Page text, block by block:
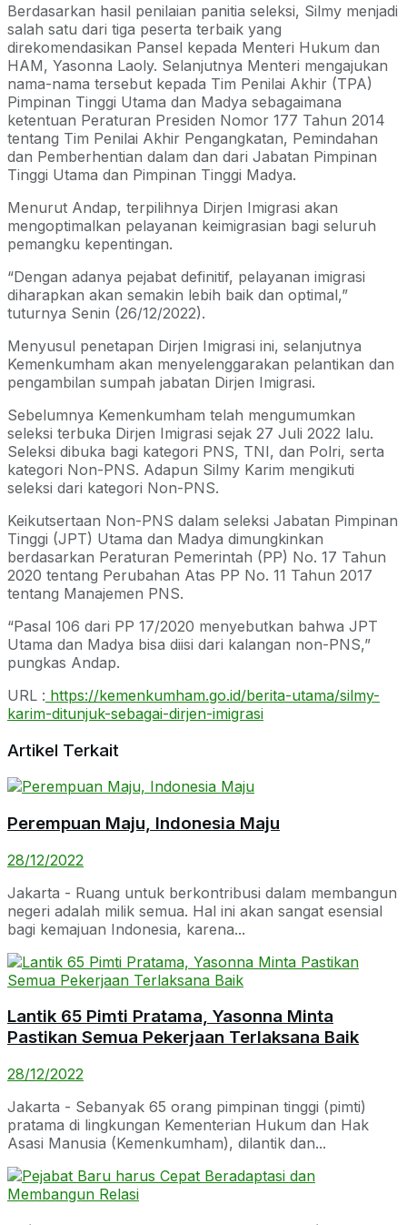
Berdasarkan hasil penilaian panitia seleksi, Silmy menjadi
salah satu dari tiga peserta terbaik yang
direkomendasikan Pansel kepada Menteri Hukum dan
HAM, Yasonna Laoly. Selanjutnya Menteri mengajukan
nama-nama tersebut kepada Tim Penilai Akhir (TPA)
Pimpinan Tinggi Utama dan Madya sebagaimana
ketentuan Peraturan Presiden Nomor 177 Tahun 2014
tentang Tim Penilai Akhir Pengangkatan, Pemindahan
dan Pemberhentian dalam dan dari Jabatan Pimpinan
Tinggi Utama dan Pimpinan Tinggi Madya.
Menurut Andap, terpilihnya Dirjen Imigrasi akan
mengoptimalkan pelayanan keimigrasian bagi seluruh
pemangku kepentingan.
“Dengan adanya pejabat definitif, pelayanan imigrasi
diharapkan akan semakin lebih baik dan optimal,”
tuturnya Senin (26/12/2022).
Menyusul penetapan Dirjen Imigrasi ini, selanjutnya
Kemenkumham akan menyelenggarakan pelantikan dan
pengambilan sumpah jabatan Dirjen Imigrasi.
Sebelumnya Kemenkumham telah mengumumkan
seleksi terbuka Dirjen Imigrasi sejak 27 Juli 2022 lalu.
Seleksi dibuka bagi kategori PNS, TNI, dan Polri, serta
kategori Non-PNS. Adapun Silmy Karim mengikuti
seleksi dari kategori Non-PNS.
Keikutsertaan Non-PNS dalam seleksi Jabatan Pimpinan
Tinggi (JPT) Utama dan Madya dimungkinkan
berdasarkan Peraturan Pemerintah (PP) No. 17 Tahun
2020 tentang Perubahan Atas PP No. 11 Tahun 2017
tentang Manajemen PNS.
“Pasal 106 dari PP 17/2020 menyebutkan bahwa JPT
Utama dan Madya bisa diisi dari kalangan non-PNS,”
pungkas Andap.
URL : https://kemenkumham.go.id/berita-utama/silmy-
karim-ditunjuk-sebagai-dirjen-imigrasi
Artikel Terkait
Perempuan Maju, Indonesia Maju
28/12/2022
Jakarta - Ruang untuk berkontribusi dalam membangun
negeri adalah milik semua. Hal ini akan sangat esensial
bagi kemajuan Indonesia, karena...
Lantik 65 Pimti Pratama, Yasonna Minta
Pastikan Semua Pekerjaan Terlaksana Baik
28/12/2022
Jakarta - Sebanyak 65 orang pimpinan tinggi (pimti)
pratama di lingkungan Kementerian Hukum dan Hak
Asasi Manusia (Kemenkumham), dilantik dan...